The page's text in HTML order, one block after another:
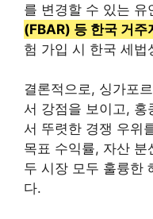
를 변경할 수 있는 유
(FBAR) 등 한국 거주
험 가입 시 한국 세법
결론적으로, 싱가포
서 강점을 보이고, 홍
서 뚜렷한 경쟁 우위
목표 수익률, 자산 분
두 시장 모두 훌륭한
다.